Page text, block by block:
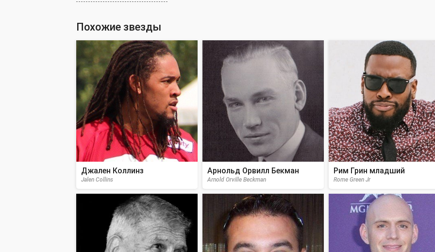
Похожие звезды
Джален Коллинз
Jalen Collins
Арнольд Орвилл Бекман
Arnold Orville Beckman
Рим Грин младший
Rome Green Jr